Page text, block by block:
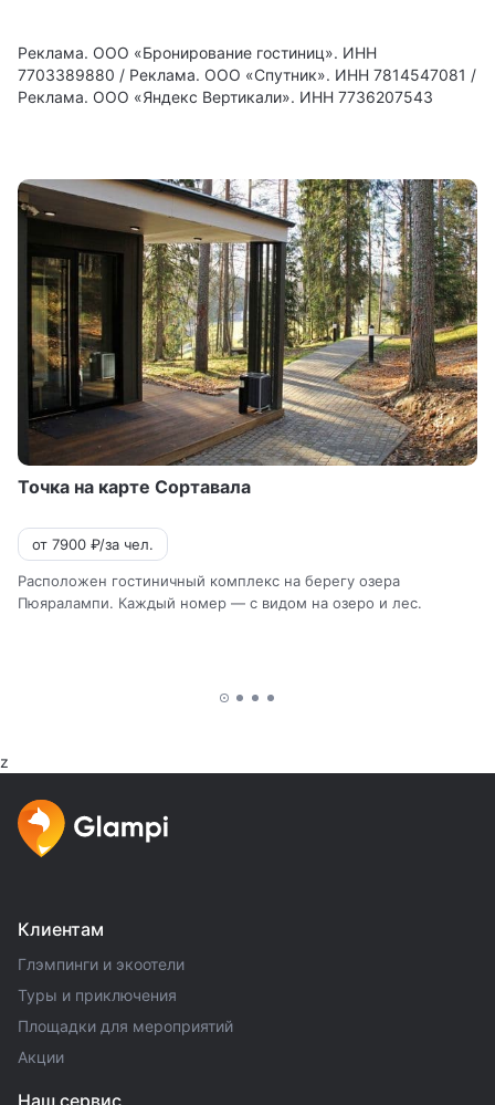
Реклама. ООО «Бронирование гостиниц». ИНН
7703389880 / Реклама. ООО «Спутник». ИНН 7814547081 /
Реклама. ООО «Яндекс Вертикали». ИНН 7736207543
Точка на карте Сортавала
от 7900 ₽/за чел.
Расположен гостиничный комплекс на берегу озера
Пюяралампи. Каждый номер — с видом на озеро и лес.
z
Клиентам
Глэмпинги и экоотели
Туры и приключения
Площадки для мероприятий
Акции
Наш сервис